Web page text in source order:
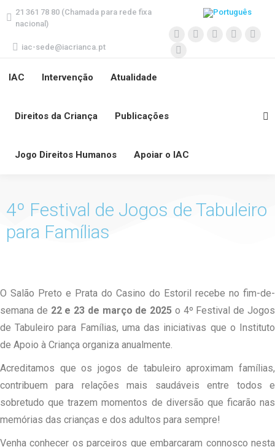
21 361 78 80 (Chamada para rede fixa
nacional)
iac-sede@iacrianca.pt
IAC Intervenção Atualidade
Direitos da Criança Publicações
Jogo Direitos Humanos Apoiar o IAC
4º Festival de Jogos de Tabuleiro
para Famílias
O Salão Preto e Prata do Casino do Estoril recebe no fim-de-
semana de 22 e 23 de março de 2025 o 4º Festival de Jogos
de Tabuleiro para Famílias, uma das iniciativas que o Instituto
de Apoio à Criança organiza anualmente.
Acreditamos que os jogos de tabuleiro aproximam famílias,
contribuem para relações mais saudáveis entre todos e
sobretudo que trazem momentos de diversão que ficarão nas
memórias das crianças e dos adultos para sempre!
Venha conhecer os parceiros que embarcaram connosco nesta